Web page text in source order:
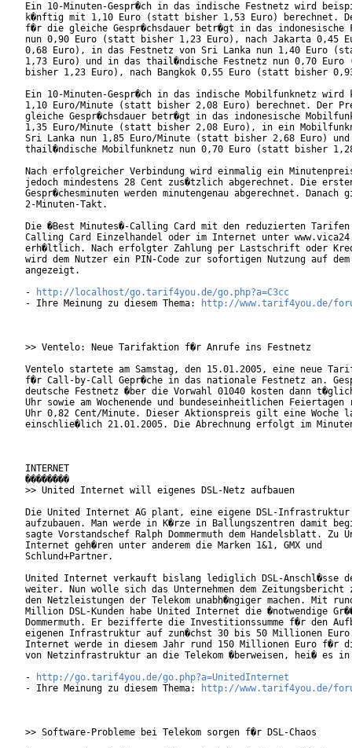
Ein 10-Minuten-Gespr�ch in das indische Festnetz wird
k�nftig mit 1,10 Euro (statt bisher 1,53 Euro) berechnet.
f�r die gleiche Gespr�chsdauer betr�gt in das indonesische
nun 0,90 Euro (statt bisher 1,23 Euro), nach Jakarta 0,45
0,68 Euro), in das Festnetz von Sri Lanka nun 1,40 Euro
1,73 Euro) und in das thail�ndische Festnetz nun 0,70
bisher 1,23 Euro), nach Bangkok 0,55 Euro (statt bisher
Ein 10-Minuten-Gespr�ch in das indische Mobilfunknetz
1,10 Euro/Minute (statt bisher 2,08 Euro) berechnet. Der
gleiche Gespr�chsdauer betr�gt in das indonesische
1,35 Euro/Minute (statt bisher 2,08 Euro), in ein
Sri Lanka nun 1,85 Euro/Minute (statt bisher 2,68 Euro)
thail�ndische Mobilfunknetz nun 0,70 Euro (statt
Nach erfolgreicher Verbindung wird einmalig ein
jedoch mindestens 28 Cent zus�tzlich abgerechnet. Die
Gespr�chesminuten werden minutengenau abgerechnet.
2-Minuten-Takt.
Die �Best Minutes�-Calling Card mit den reduzierten
Calling Card Einzelhandel oder im Internet unter
erh�ltlich. Nach erfolgter Zahlung per Lastschrift oder
wird dem Nutzer ein PIN-Code zur sofortigen Nutzung auf
angezeigt.
-
http://localhost/go.tarif4you.de/go.php?a=C3cc
- Ihre Meinung zu diesem Thema:
http://www.tarif4you.de/
>> Ventelo: Neue Tarifaktion f�r Anrufe ins Festnetz
Ventelo startete am Samstag, den 15.01.2005, eine neue
f�r Call-by-Call Gepr�che in das nationale Festnetz an.
deutsche Festnetz �ber die Vorwahl 01040 kosten dann
Uhr sowie am Wochenende und bundeseinheitlichen Feiertagen
Uhr 0,82 Cent/Minute. Dieser Aktionspreis gilt eine Woche
einschlie�lich 21.01.2005. Die Abrechnung erfolgt im
INTERNET
��������
>> United Internet will eigenes DSL-Netz aufbauen
Die United Internet AG plant, eine eigene DSL-Infrastruktur
aufzubauen. Man werde in K�rze in Ballungszentren damit
sagte Vorstandschef Ralph Dommermuth dem Handelsblatt. Zu
Internet geh�ren unter anderem die Marken 1&1, GMX und
Schlund+Partner.
United Internet verkauft bislang lediglich DSL-Anschl�sse
weiter. Nun wolle sich das Unternehmen dem Zeitungsbericht
den Netzleistungen der Telekom unabh�ngiger machen. Mit
Million DSL-Kunden habe United Internet die �notwendige
Dommermuth. Er bezifferte die Investitionssumme f�r den
eigenen Infrastruktur auf zun�chst 30 bis 50 Millionen
Internet werde in diesem Jahr rund 150 Millionen Euro f�r
von Netzinfrastruktur an die Telekom �berweisen, hei� es
-
http://go.tarif4you.de/go.php?a=UnitedInternet
- Ihre Meinung zu diesem Thema:
http://www.tarif4you.de/
>> Software-Probleme bei Telekom sorgen f�r DSL-Chaos